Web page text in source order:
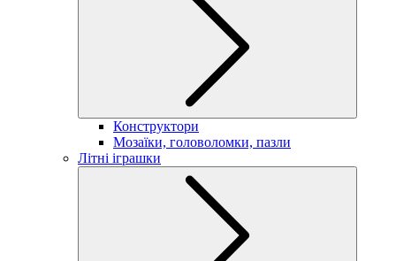
Конструктори
Мозаїки, головоломки, пазли
Літні іграшки